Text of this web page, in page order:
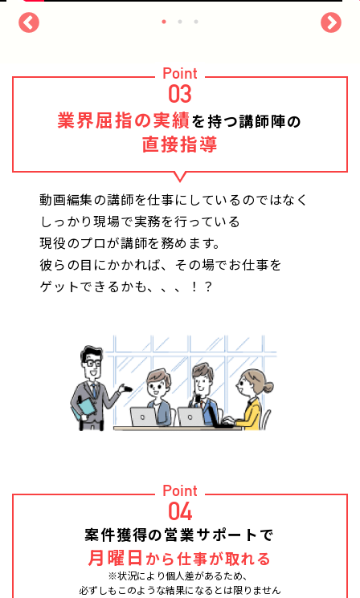
Point
03
業界屈指の実績を持つ講師陣の
直接指導
動画編集の講師を仕事にしているのではなく
しっかり現場で実務を行っている
現役のプロが講師を務めます。
彼らの目にかかれば、その場でお仕事を
ゲットできるかも、、、！？
Point
04
案件獲得の営業サポートで
月曜日 から仕事が取れる
※状況により個人差があるため、
必ずしもこのような結果になるとは限りません